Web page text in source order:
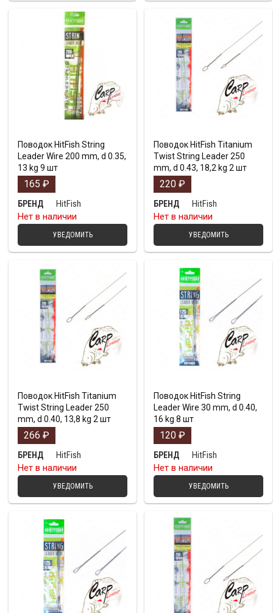
Поводок HitFish String
Leader Wire 200 mm, d 0.35,
13 kg 9 шт
165 ₽
БРЕНД
HitFish
Нет в наличии
УВЕДОМИТЬ
Поводок HitFish Titanium
Twist String Leader 250
mm, d 0.43, 18,2 kg 2 шт
220 ₽
БРЕНД
HitFish
Нет в наличии
УВЕДОМИТЬ
Поводок HitFish Titanium
Twist String Leader 250
mm, d 0.40, 13,8 kg 2 шт
266 ₽
БРЕНД
HitFish
Нет в наличии
УВЕДОМИТЬ
Поводок HitFish String
Leader Wire 30 mm, d 0.40,
16 kg 8 шт
120 ₽
БРЕНД
HitFish
Нет в наличии
УВЕДОМИТЬ